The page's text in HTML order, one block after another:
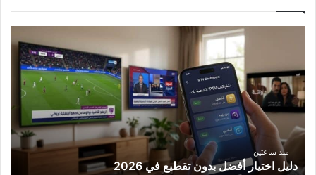
ل
ا
خ
ي
ر
منذ ساعتين
دليل اختيار أفضل بدون تقطيع في 2026